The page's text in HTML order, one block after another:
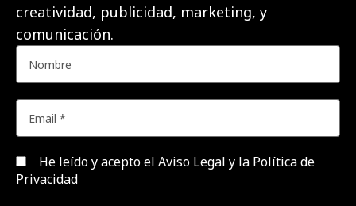
creatividad, publicidad, marketing, y
comunicación.
He leído y acepto el Aviso Legal y la Política de
Privacidad